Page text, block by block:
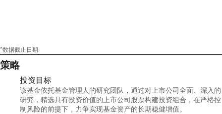
*数据截止日期:
策略
投资目标
该基金依托基金管理人的研究团队，通过对上市公司全面、深入的
研究，精选具有投资价值的上市公司股票构建投资组合，在严格控
制风险的前提下，力争实现基金资产的长期稳健增值。